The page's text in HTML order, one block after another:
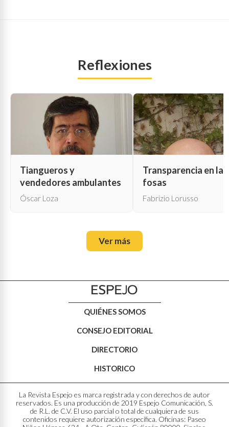
Reflexiones
Tiangueros y
vendedores ambulantes
Óscar Loza
Transparencia en las
fosas
Fabrizio Lorusso
Ver más
QUIÉNES SOMOS
CONSEJO EDITORIAL
DIRECTORIO
HISTORICO
La Revista Espejo es marca registrada y con derechos de autor
reservados. Es una producción de 2019 Espejo Comunicación, S.
de R.L. de C.V. El uso parcial o total de cualquiera de sus
contenidos requiere autorización específica. Oficinas: Paseo